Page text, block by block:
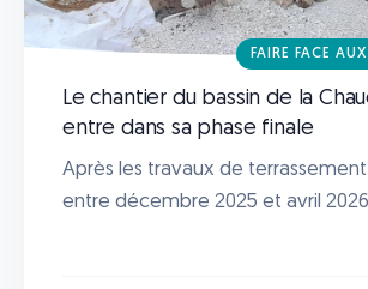
FAIRE FACE
Le chantier du bassin de la
entre dans sa phase finale
Après les travaux de terrassement
entre décembre 2025 et avril